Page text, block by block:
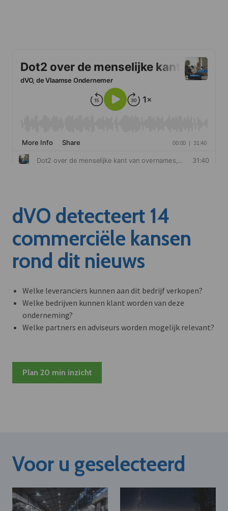
dVO detecteert 14
commerciële kansen
rond dit nieuws
Welke leveranciers kunnen aan dit bedrijf verkopen?
Welke bedrijven kunnen klant worden van deze
onderneming?
Welke partners en adviseurs worden mogelijk relevant?
Plan 20 min inzicht
Voor u geselecteerd